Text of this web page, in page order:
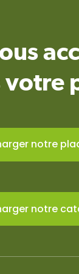
votre
notre
notre